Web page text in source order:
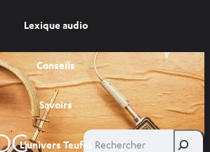
Lexique audio
Conseils
Savoirs
L’univers Teufel
Rechercher